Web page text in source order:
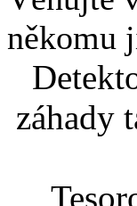
někomu
záhady